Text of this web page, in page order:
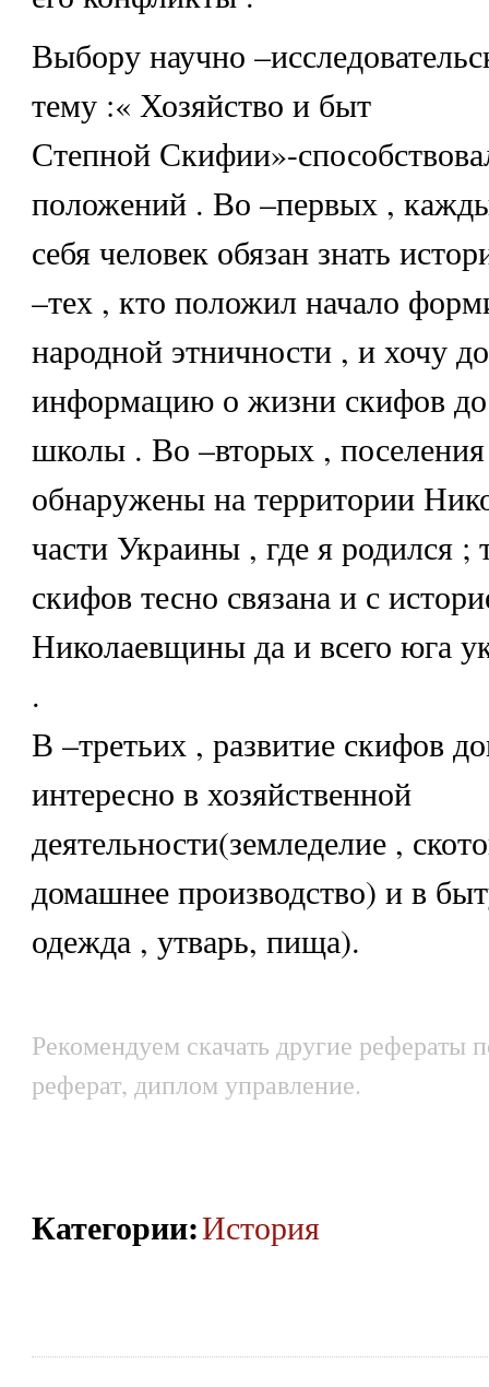
Выбору научно
тему :« Хозяйство и быт
Степной Скифии»-
положений . Во –первых ,
себя человек обязан знать
–тех , кто положил начало
народной этничности , и хочу
информацию о жизни скифов
школы . Во –вторых ,
обнаружены на территории
части Украины , где я родился ;
скифов тесно связана и с
Николаевщины да и всего юга
.
В –третьих , развитие скифов
интересно в хозяйственной
деятельности(земледелие ,
домашнее производство) и в
одежда , утварь, пища).
Рекомендуем скачать другие рефераты
реферат, диплом управление.
Категории:История